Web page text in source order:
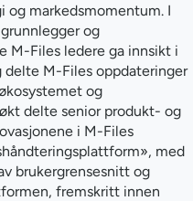
og markedsmomentum. I
og
M-Files ledere ga innsikt i
M-Files oppdateringer
og
delte senior produkt- og
i M-Files
med
brukergrensesnitt og
fremskritt innen